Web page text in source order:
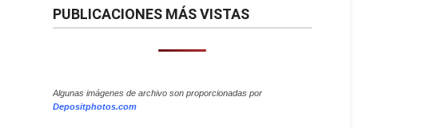
PUBLICACIONES MÁS VISTAS
Algunas imágenes de archivo son proporcionadas por
Depositphotos.com